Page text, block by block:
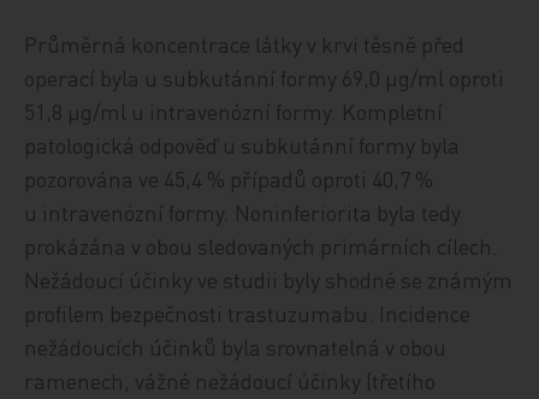
Průměrná koncentrace látky v krvi těsně před
operací byla u subkutánní formy 69,0 μg/ml oproti
51,8 μg/ml u intravenózní formy. Kompletní
patologická odpověď u subkutánní formy byla
pozorována ve 45,4 % případů oproti 40,7 %
u intravenózní formy. Noninferiorita byla tedy
prokázána v obou sledovaných primárních cílech.
Nežádoucí účinky ve studii byly shodné se známým
profilem bezpečnosti trastuzumabu. Incidence
nežádoucích účinků byla srovnatelná v obou
ramenech, vážné nežádoucí účinky (třetího